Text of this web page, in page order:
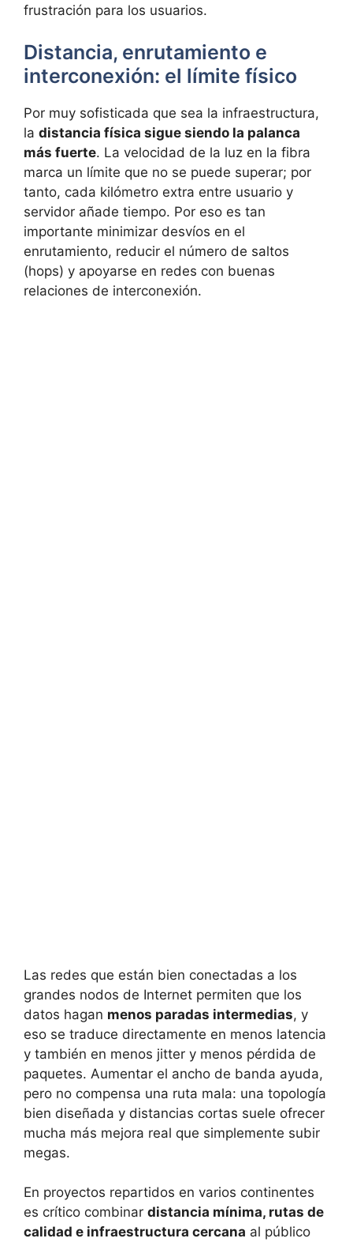
frustración para los usuarios.
Distancia, enrutamiento e
interconexión: el límite físico
Por muy sofisticada que sea la infraestructura,
la distancia física sigue siendo la palanca
más fuerte. La velocidad de la luz en la fibra
marca un límite que no se puede superar; por
tanto, cada kilómetro extra entre usuario y
servidor añade tiempo. Por eso es tan
importante minimizar desvíos en el
enrutamiento, reducir el número de saltos
(hops) y apoyarse en redes con buenas
relaciones de interconexión.
Las redes que están bien conectadas a los
grandes nodos de Internet permiten que los
datos hagan menos paradas intermedias, y
eso se traduce directamente en menos latencia
y también en menos jitter y menos pérdida de
paquetes. Aumentar el ancho de banda ayuda,
pero no compensa una ruta mala: una topología
bien diseñada y distancias cortas suele ofrecer
mucha más mejora real que simplemente subir
megas.
En proyectos repartidos en varios continentes
es crítico combinar distancia mínima, rutas de
calidad e infraestructura cercana al público